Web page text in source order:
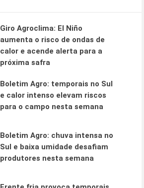
Giro Agroclima: El Niño
aumenta o risco de ondas de
calor e acende alerta para a
próxima safra
Boletim Agro: temporais no Sul
e calor intenso elevam riscos
para o campo nesta semana
Boletim Agro: chuva intensa no
Sul e baixa umidade desafiam
produtores nesta semana